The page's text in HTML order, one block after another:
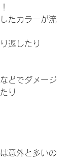
たカラーが流
返したり
どでダメージ
り
意外と多いの